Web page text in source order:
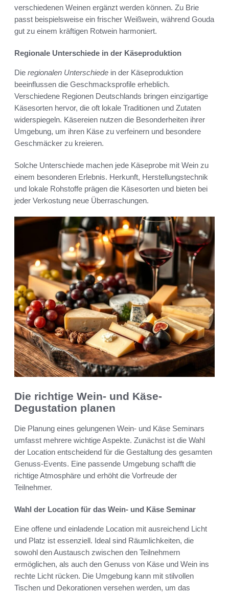
verschiedenen Weinen ergänzt werden können. Zu Brie
passt beispielsweise ein frischer Weißwein, während Gouda
gut zu einem kräftigen Rotwein harmoniert.
Regionale Unterschiede in der Käseproduktion
Die regionalen Unterschiede in der Käseproduktion
beeinflussen die Geschmacksprofile erheblich.
Verschiedene Regionen Deutschlands bringen einzigartige
Käsesorten hervor, die oft lokale Traditionen und Zutaten
widerspiegeln. Käsereien nutzen die Besonderheiten ihrer
Umgebung, um ihren Käse zu verfeinern und besondere
Geschmäcker zu kreieren.
Solche Unterschiede machen jede Käseprobe mit Wein zu
einem besonderen Erlebnis. Herkunft, Herstellungstechnik
und lokale Rohstoffe prägen die Käsesorten und bieten bei
jeder Verkostung neue Überraschungen.
Die richtige Wein- und Käse-
Degustation planen
Die Planung eines gelungenen Wein- und Käse Seminars
umfasst mehrere wichtige Aspekte. Zunächst ist die Wahl
der Location entscheidend für die Gestaltung des gesamten
Genuss-Events. Eine passende Umgebung schafft die
richtige Atmosphäre und erhöht die Vorfreude der
Teilnehmer.
Wahl der Location für das Wein- und Käse Seminar
Eine offene und einladende Location mit ausreichend Licht
und Platz ist essenziell. Ideal sind Räumlichkeiten, die
sowohl den Austausch zwischen den Teilnehmern
ermöglichen, als auch den Genuss von Käse und Wein ins
rechte Licht rücken. Die Umgebung kann mit stilvollen
Tischen und Dekorationen versehen werden, um das